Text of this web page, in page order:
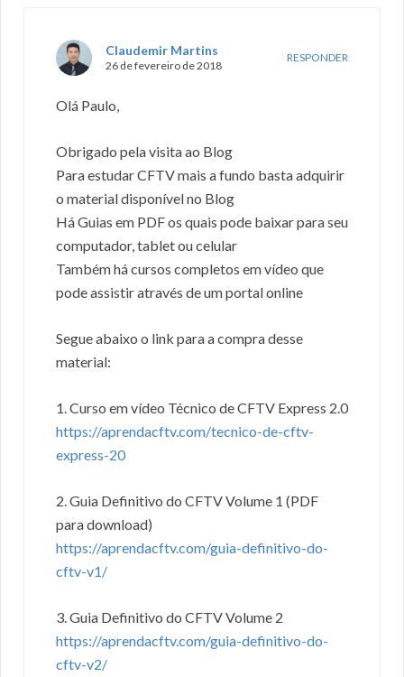
Claudemir Martins
26 de fevereiro de 2018
RESPONDER
Olá Paulo,
Obrigado pela visita ao Blog
Para estudar CFTV mais a fundo basta adquirir
o material disponível no Blog
Há Guias em PDF os quais pode baixar para seu
computador, tablet ou celular
Também há cursos completos em vídeo que
pode assistir através de um portal online
Segue abaixo o link para a compra desse
material:
1. Curso em vídeo Técnico de CFTV Express 2.0
https://aprendacftv.com/tecnico-de-cftv-
express-20
2. Guia Definitivo do CFTV Volume 1 (PDF
para download)
https://aprendacftv.com/guia-definitivo-do-
cftv-v1/
3. Guia Definitivo do CFTV Volume 2
https://aprendacftv.com/guia-definitivo-do-
cftv-v2/